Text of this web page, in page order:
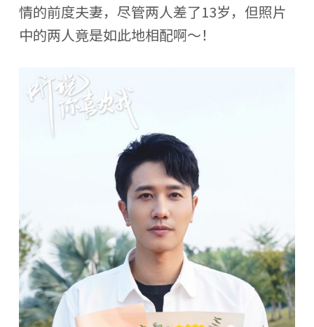
情的前度夫妻，尽管两人差了13岁，但照片
中的两人竟是如此地相配啊～！